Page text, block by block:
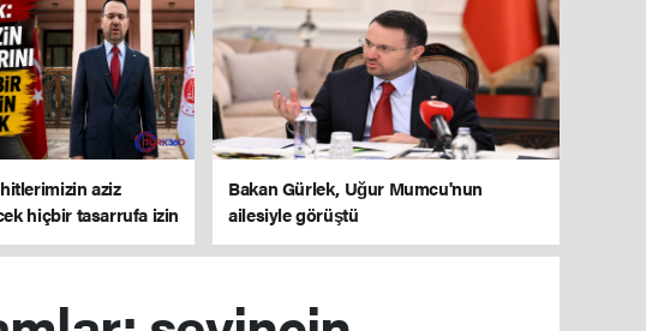
aziz
hiçbir tasarrufa izin
Bakan Gürlek, Uğur Mumcu'nun
ailesiyle görüştü